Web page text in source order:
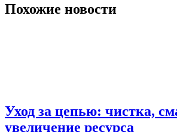
Похожие новости
Уход за цепью: чистка,
увеличение ресурса